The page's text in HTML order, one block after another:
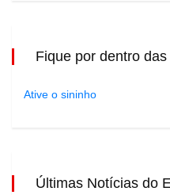
Fique por dentro
Ative o sininho
Últimas Notícias do